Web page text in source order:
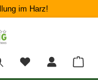
im Harz!